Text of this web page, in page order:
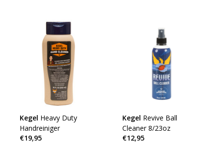
Kegel Heavy Duty
Handreiniger
€19,95
Kegel Revive Ball
Cleaner 8/23oz
€12,95